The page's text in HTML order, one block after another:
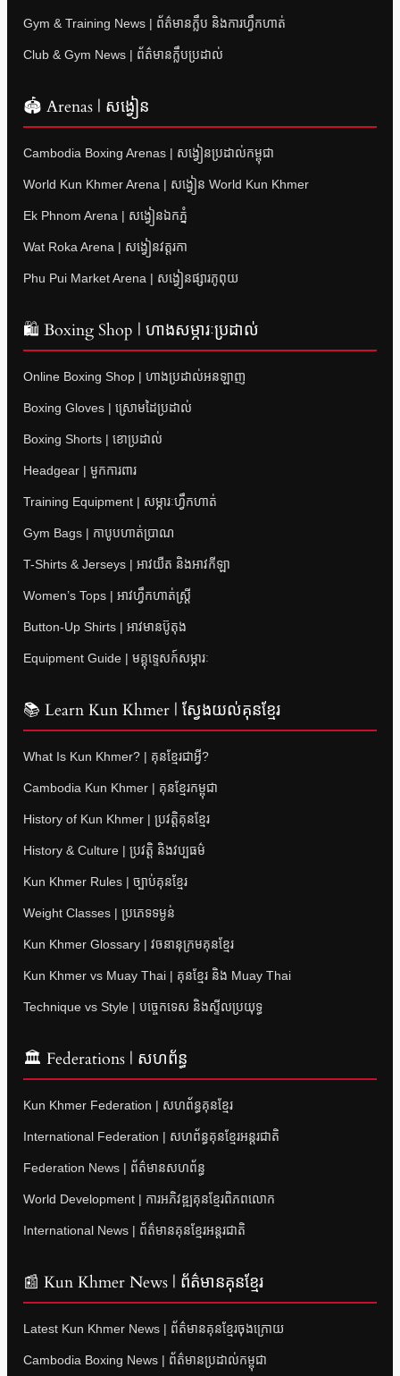
Gym & Training News | ព័ត៌មានក្លឹប និងការហ្វឹកហាត់
Club & Gym News | ព័ត៌មានក្លឹបប្រដាល់
🏟 Arenas | សង្វៀន
Cambodia Boxing Arenas | សង្វៀនប្រដាល់កម្ពុជា
World Kun Khmer Arena | សង្វៀន World Kun Khmer
Ek Phnom Arena | សង្វៀនឯកភ្នំ
Wat Roka Arena | សង្វៀនវត្តរកា
Phu Pui Market Arena | សង្វៀនផ្សារភូពុយ
🛍 Boxing Shop | ហាងសម្ភារៈប្រដាល់
Online Boxing Shop | ហាងប្រដាល់អនឡាញ
Boxing Gloves | ស្រោមដៃប្រដាល់
Boxing Shorts | ខោប្រដាល់
Headgear | មួកការពារ
Training Equipment | សម្ភារៈហ្វឹកហាត់
Gym Bags | កាបូបហាត់ប្រាណ
T-Shirts & Jerseys | អាវយឺត និងអាវកីឡា
Women’s Tops | អាវហ្វឹកហាត់ស្ត្រី
Button-Up Shirts | អាវមានប៊ូតុង
Equipment Guide | មគ្គុទ្ទេសក៍សម្ភារៈ
📚 Learn Kun Khmer | ស្វែងយល់គុនខ្មែរ
What Is Kun Khmer? | គុនខ្មែរជាអ្វី?
Cambodia Kun Khmer | គុនខ្មែរកម្ពុជា
History of Kun Khmer | ប្រវត្តិគុនខ្មែរ
History & Culture | ប្រវត្តិ និងវប្បធម៌
Kun Khmer Rules | ច្បាប់គុនខ្មែរ
Weight Classes | ប្រភេទទម្ងន់
Kun Khmer Glossary | វចនានុក្រមគុនខ្មែរ
Kun Khmer vs Muay Thai | គុនខ្មែរ និង Muay Thai
Technique vs Style | បច្ចេកទេស និងស្ទីលប្រយុទ្ធ
🏛 Federations | សហព័ន្ធ
Kun Khmer Federation | សហព័ន្ធគុនខ្មែរ
International Federation | សហព័ន្ធគុនខ្មែរអន្តរជាតិ
Federation News | ព័ត៌មានសហព័ន្ធ
World Development | ការអភិវឌ្ឍគុនខ្មែរពិភពលោក
International News | ព័ត៌មានគុនខ្មែរអន្តរជាតិ
📰 Kun Khmer News | ព័ត៌មានគុនខ្មែរ
Latest Kun Khmer News | ព័ត៌មានគុនខ្មែរចុងក្រោយ
Cambodia Boxing News | ព័ត៌មានប្រដាល់កម្ពុជា